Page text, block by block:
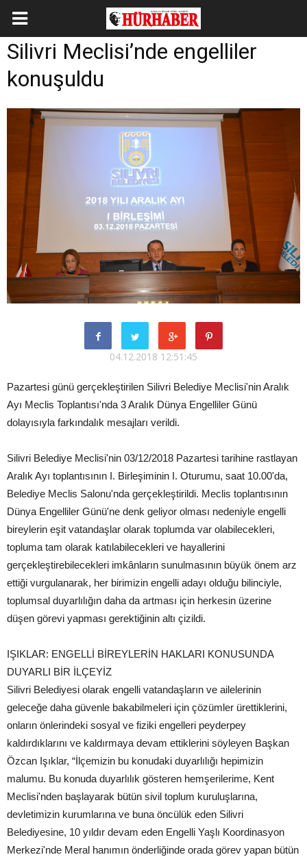
Silivri Meclisi’nde engelliler
konuşuldu
04.12.2018 12:51:45
Pazartesi günü gerçekleştirilen Silivri Belediye Meclisi'nin Aralık
Ayı Meclis Toplantısı'nda 3 Aralık Dünya Engelliler Günü
dolayısıyla farkındalık mesajları verildi.
Silivri Belediye Meclisi'nin 03/12/2018 Pazartesi tarihine rastlayan
Aralık Ayı toplantısının I. Birleşiminin I. Oturumu, saat 10.00'da,
Belediye Meclis Salonu'nda gerçekleştirildi. Meclis toplantısının
Dünya Engelliler Günü'ne denk geliyor olması nedeniyle engelli
bireylerin eşit vatandaşlar olarak toplumda var olabilecekleri,
topluma tam olarak katılabilecekleri ve hayallerini
gerçekleştirebilecekleri imkânların sunulmasının büyük önem arz
ettiği vurgulanarak, her birimizin engelli adayı olduğu bilinciyle,
toplumsal duyarlılığın daha da artması için herkesin üzerine
düşen görevi yapması gerektiğinin altı çizildi.
IŞIKLAR: ENGELLİ BİREYLERİN HAKLARI KONUSUNDA
DUYARLI BİR İLÇEYİZ
Silivri Belediyesi olarak engelli vatandaşların ve ailelerinin
geleceğe daha güvenle bakabilmeleri için çözümler ürettiklerini,
onların önlerindeki sosyal ve fiziki engelleri peyderpey
kaldırdıklarını ve kaldırmaya devam ettiklerini söyleyen Başkan
Özcan Işıklar, “İlçemizin bu konudaki duyarlılığı hepimizin
malumu. Bu konuda duyarlılık gösteren hemşerilerime, Kent
Meclisi'nden başlayarak bütün sivil toplum kuruluşlarına,
devletimizin kurumlarına ve buna öncülük eden Silivri
Belediyesine, 10 yıldır devam eden Engelli Yaşlı Koordinasyon
Merkezi'nde Meral hanımın önderliğinde orada görev yapan bütün